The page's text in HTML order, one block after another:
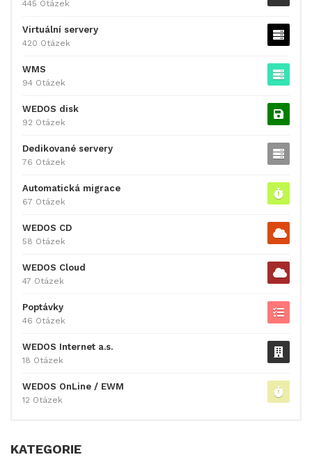
445 Otázek
Virtuální servery
420 Otázek
WMS
94 Otázek
WEDOS disk
92 Otázek
Dedikované servery
76 Otázek
Automatická migrace
67 Otázek
WEDOS CD
58 Otázek
WEDOS Cloud
47 Otázek
Poptávky
46 Otázek
WEDOS Internet a.s.
18 Otázek
WEDOS OnLine / EWM
12 Otázek
KATEGORIE